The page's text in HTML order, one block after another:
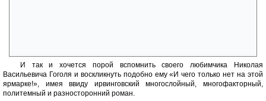
И так и хочется порой вспомнить своего любимчика Николая
Васильевича Гоголя и воскликнуть подобно ему «И чего только нет на этой
ярмарке!», имея ввиду ирвинговский многослойный, многофакторный,
политемный и разносторонний роман.